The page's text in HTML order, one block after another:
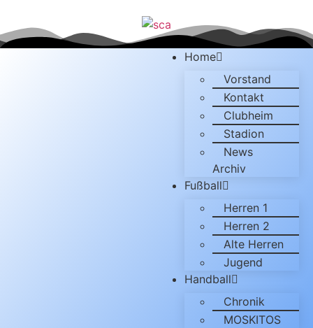
Home
Vorstand
Kontakt
Clubheim
Stadion
News
Archiv
Fußball
Herren 1
Herren 2
Alte Herren
Jugend
Handball
Chronik
MOSKITOS